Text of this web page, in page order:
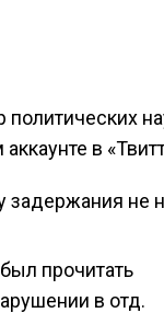
в
задержания не
прочитать
в отд.